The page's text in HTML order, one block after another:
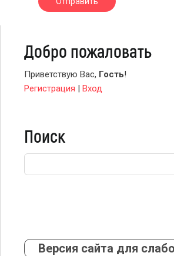
Добро пожаловать
Приветствую Вас, Гость!
Регистрация | Вход
Поиск
Версия сайта для